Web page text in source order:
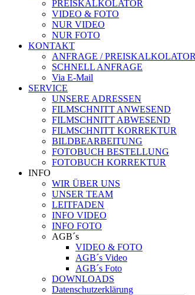
PREISKALKOLATOR
VIDEO & FOTO
NUR VIDEO
NUR FOTO
KONTAKT
ANFRAGE / PREISKALKOLATOR
SCHNELL ANFRAGE
Via E-Mail
SERVICE
UNSERE ADRESSEN
FILMSCHNITT ANWESEND
FILMSCHNITT ABWESEND
FILMSCHNITT KORREKTUR
BILDBEARBEITUNG
FOTOBUCH BESTELLUNG
FOTOBUCH KORREKTUR
INFO
WIR ÜBER UNS
UNSER TEAM
LEITFADEN
INFO VIDEO
INFO FOTO
AGB´s
VIDEO & FOTO
AGB´s Video
AGB´s Foto
DOWNLOADS
Datenschutzerklärung